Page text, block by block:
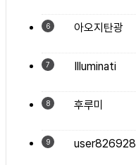
6
아오지탄광
7
Illuminati
8
후루미
9
user826928